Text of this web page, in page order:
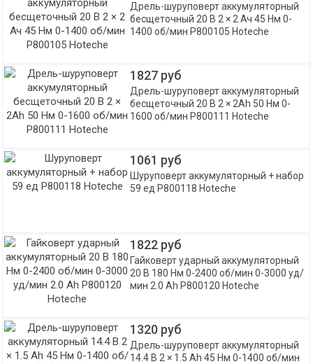
Дрель-шуруповерт аккумуляторный
бесщеточный 20 В 2 × 2 Ач 45 Нм 0-
1400 об/мин P800105 Hoteche
1827 руб
Дрель-шуруповерт аккумуляторный
бесщеточный 20 В 2 × 2Ah 50 Нм 0-
1600 об/мин P800111 Hoteche
1061 руб
Шуруповерт аккумуляторный + набор
59 ед P800118 Hoteche
1822 руб
Гайковерт ударный аккумуляторный
20 В 180 Нм 0-2400 об/мин 0-3000 уд/
мин 2.0 Ah P800120 Hoteche
1320 руб
Дрель-шуруповерт аккумуляторный
14.4 В 2 × 1.5 Ah 45 Нм 0-1400 об/мин